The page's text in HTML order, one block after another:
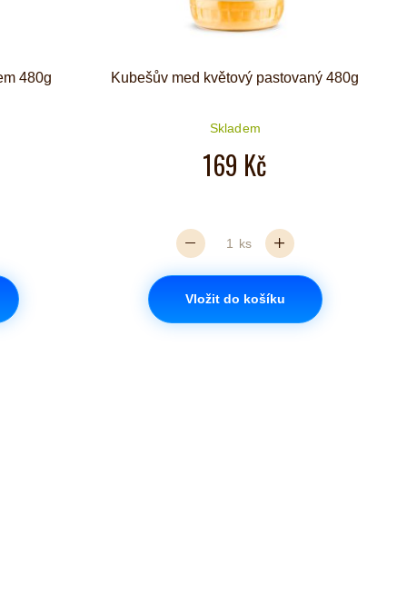
480g Kubešův med květový pastovaný 480g
Skladem
169 Kč
ks
Vložit do košíku